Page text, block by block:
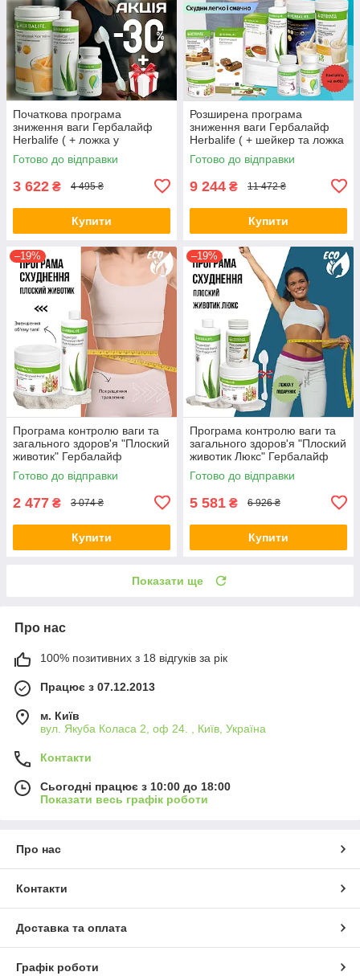
Початкова програма
зниження ваги Гербалайф
Herbalife ( + ложка у
подарунок )
Готово до відправки
3 622 ₴ 4 495 ₴
Купити
Розширена програма
зниження ваги Гербалайф
Herbalife ( + шейкер та ложка
у подарунок)
Готово до відправки
9 244 ₴ 11 472 ₴
Купити
–19%
Програма контролю ваги та
загального здоров'я "Плоский
животик" Гербалайф
Herbalife
Готово до відправки
2 477 ₴ 3 074 ₴
Купити
–19%
Програма контролю ваги та
загального здоров'я "Плоский
животик Люкс" Гербалайф
Herbalife ( + ложка у
подарунок )
Готово до відправки
5 581 ₴ 6 926 ₴
Купити
Показати ще
Про нас
100% позитивних з 18 відгуків за рік
Працює з 07.12.2013
м. Київ
вул. Якуба Коласа 2, оф 24. , Київ, Україна
Контакти
Сьогодні працює з 10:00 до 18:00
Показати весь графік роботи
Про нас
Контакти
Доставка та оплата
Графік роботи